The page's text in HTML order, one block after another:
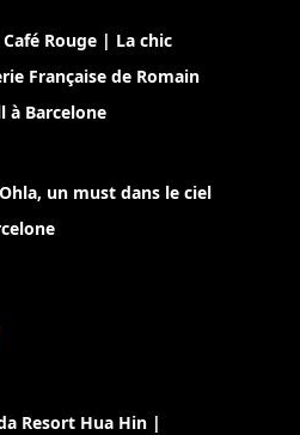
Rouge | La chic
Française de Romain
à Barcelone
un must dans le ciel
Resort Hua Hin |